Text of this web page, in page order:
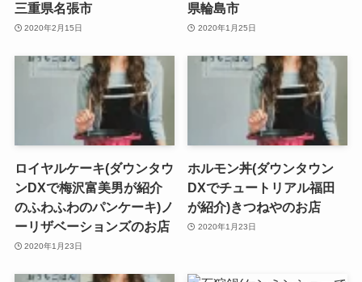
三重県名張市
2020年2月15日
県輪島市
2020年1月25日
ロイヤルケーキ(ダウンタウ
ンDXで梅沢富美男が紹介
のふわふわのパンケーキ)ノ
ーリザベーションズのお店
2020年1月23日
ホルモン丼(ダウンタウン
DXでチュートリアル福田
が紹介)きつねやのお店
2020年1月23日